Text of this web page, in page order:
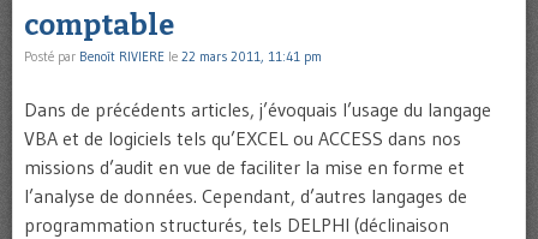
comptable
Posté par Benoît RIVIERE le 22 mars 2011, 11:41 pm
Dans de précédents articles, j’évoquais l’usage du langage
VBA et de logiciels tels qu’EXCEL ou ACCESS dans nos
missions d’audit en vue de faciliter la mise en forme et
l’analyse de données. Cependant, d’autres langages de
programmation structurés, tels DELPHI (déclinaison